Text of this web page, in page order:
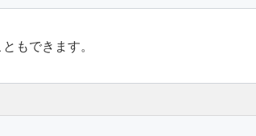
もできます。